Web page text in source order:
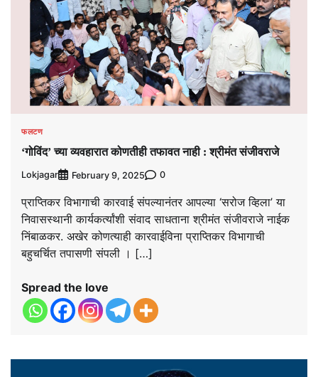
फलटण
‘गोविंद’ च्या व्यवहारात कोणतीही तफावत नाही : श्रीमंत संजीवराजे
Lokjagar February 9, 2025 0
प्राप्तिकर विभागाची कारवाई संपल्यानंतर आपल्या ‘सरोज व्हिला’ या
निवासस्थानी कार्यकर्त्यांशी संवाद साधताना श्रीमंत संजीवराजे नाईक
निंबाळकर. अखेर कोणत्याही कारवाईविना प्राप्तिकर विभागाची
बहुचर्चित तपासणी संपली । […]
Spread the love